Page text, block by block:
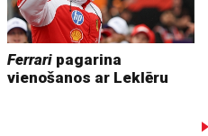
Ferrari pagarina
vienošanos ar Leklēru